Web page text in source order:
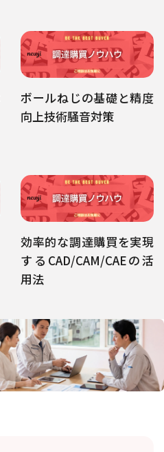
ボールねじの基礎と精度
向上技術騒音対策
効率的な調達購買を実現
するCAD/CAM/CAEの活
用法